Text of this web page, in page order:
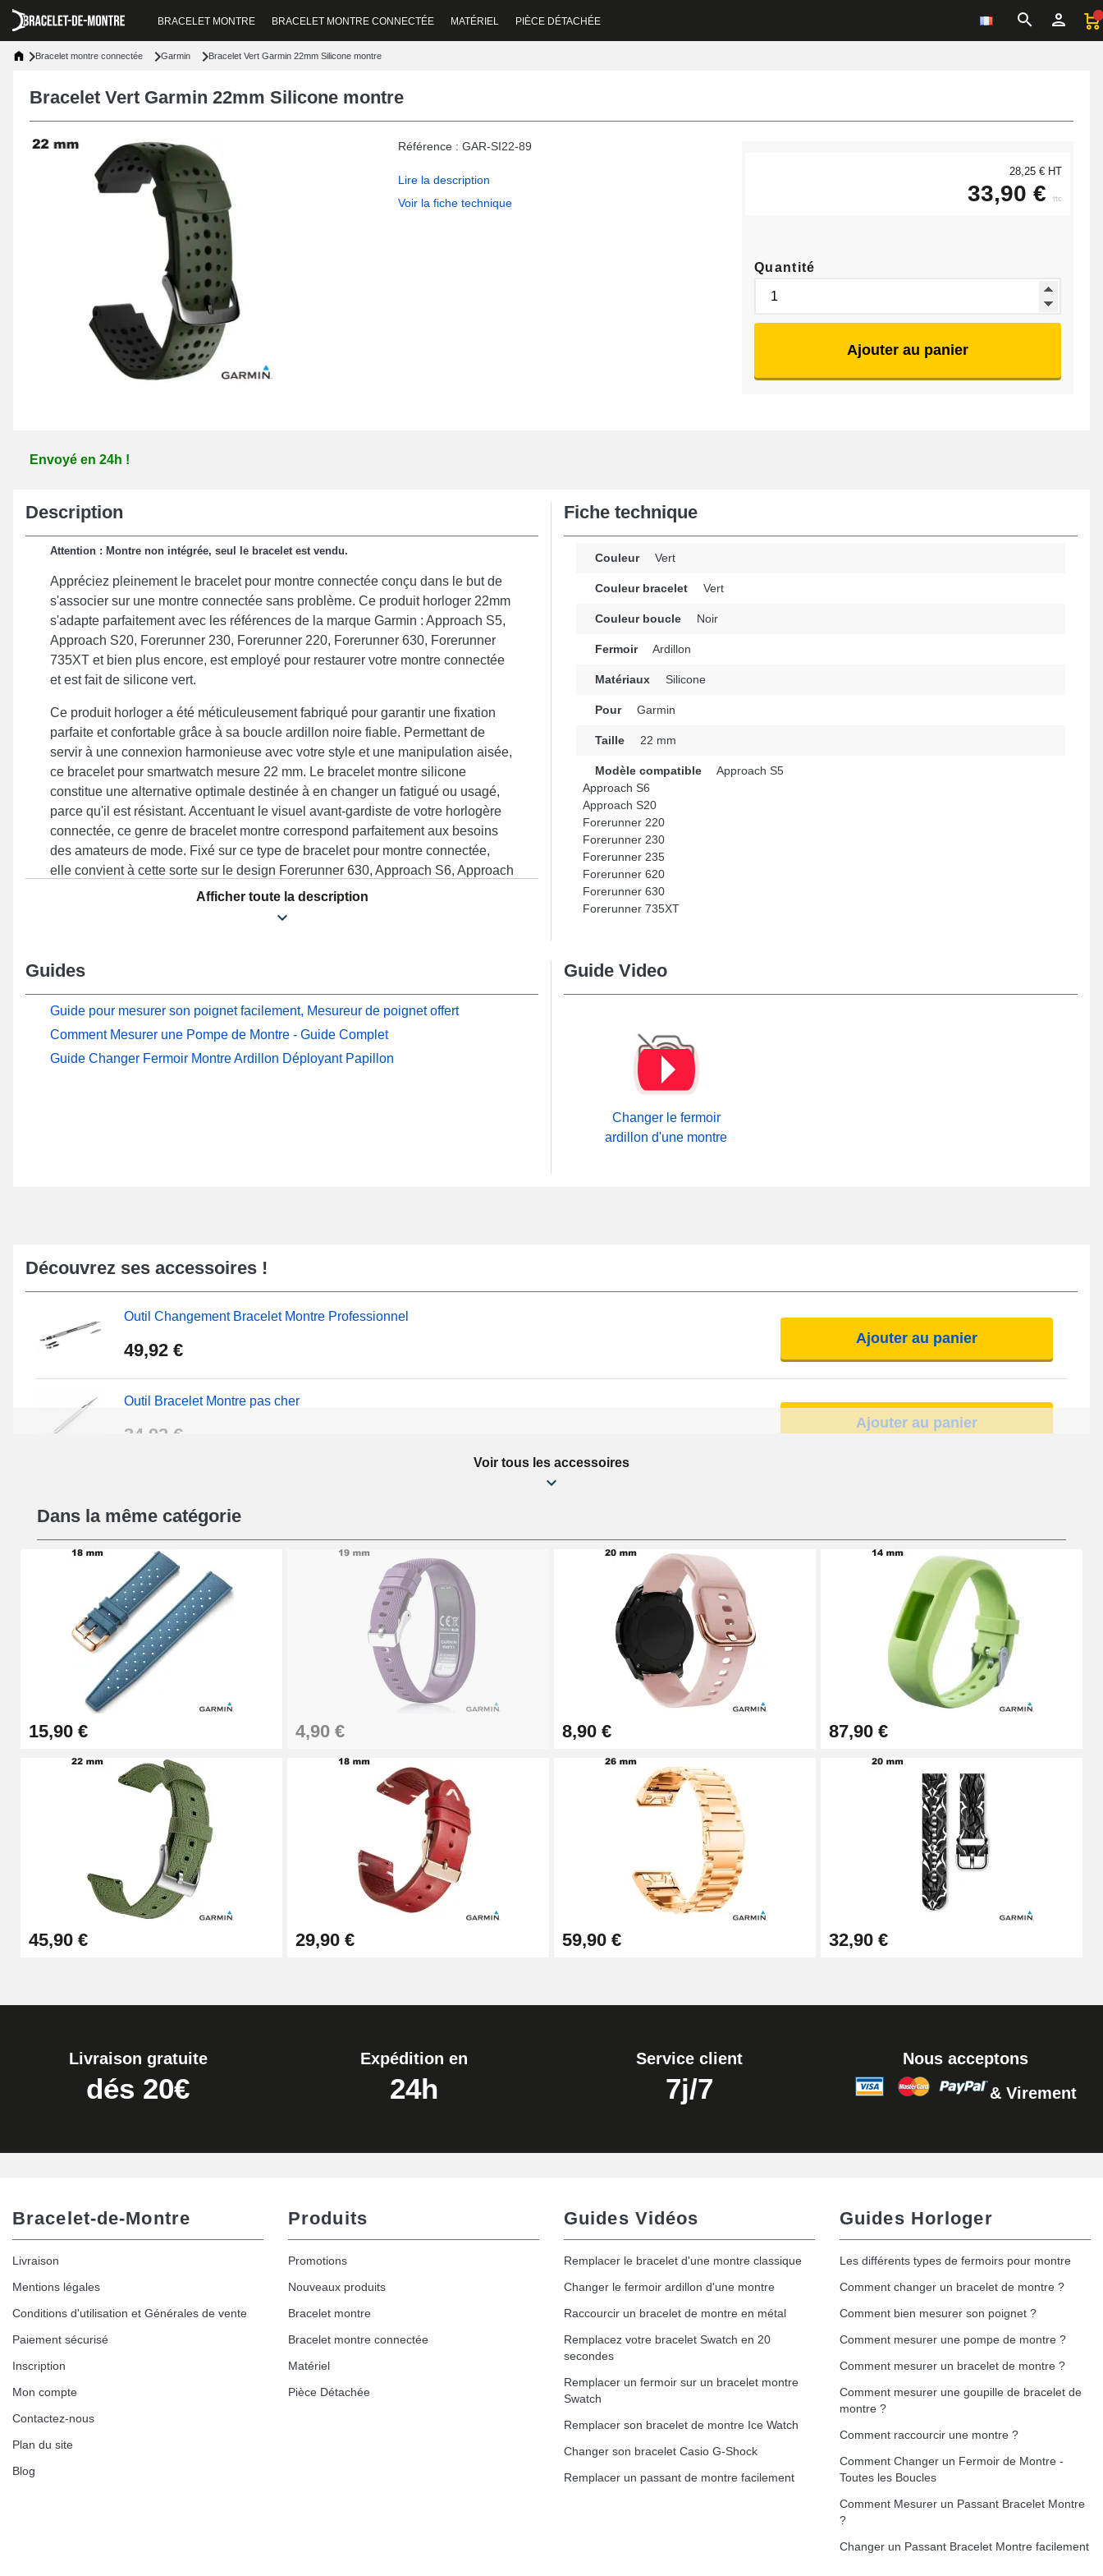
BRACELET MONTRE BRACELET MONTRE CONNECTÉE MATÉRIEL PIÈCE DÉTACHÉE
Bracelet montre connectée Garmin Bracelet Vert Garmin 22mm Silicone montre
Bracelet Vert Garmin 22mm Silicone montre
Référence : GAR-SI22-89
Lire la description
Voir la fiche technique
28,25 € HT
33,90 € ttc
Quantité
Ajouter au panier
Envoyé en 24h !
Description
Attention : Montre non intégrée, seul le bracelet est vendu.
Appréciez pleinement le bracelet pour montre connectée conçu dans le but de
s'associer sur une montre connectée sans problème. Ce produit horloger 22mm
s'adapte parfaitement avec les références de la marque Garmin : Approach S5,
Approach S20, Forerunner 230, Forerunner 220, Forerunner 630, Forerunner
735XT et bien plus encore, est employé pour restaurer votre montre connectée
et est fait de silicone vert.
Ce produit horloger a été méticuleusement fabriqué pour garantir une fixation
parfaite et confortable grâce à sa boucle ardillon noire fiable. Permettant de
servir à une connexion harmonieuse avec votre style et une manipulation aisée,
ce bracelet pour smartwatch mesure 22 mm. Le bracelet montre silicone
constitue une alternative optimale destinée à en changer un fatigué ou usagé,
parce qu'il est résistant. Accentuant le visuel avant-gardiste de votre horlogère
connectée, ce genre de bracelet montre correspond parfaitement aux besoins
des amateurs de mode. Fixé sur ce type de bracelet pour montre connectée,
elle convient à cette sorte sur le design Forerunner 630, Approach S6, Approach
S5, Forerunner 620, Approach S20, Forerunner 735XT par exemple de la
optimale pour un usage quotidien.
Afficher toute la description
Fiche technique
Couleur Vert
Couleur bracelet Vert
Couleur boucle Noir
Fermoir Ardillon
Matériaux Silicone
Pour Garmin
Taille 22 mm
Modèle compatible
Approach S5
Approach S6
Approach S20
Forerunner 220
Forerunner 230
Forerunner 235
Forerunner 620
Forerunner 630
Forerunner 735XT
Guides
Guide pour mesurer son poignet facilement, Mesureur de poignet offert
Comment Mesurer une Pompe de Montre - Guide Complet
Guide Changer Fermoir Montre Ardillon Déployant Papillon
Guide Video
Changer le fermoir
ardillon d'une montre
Découvrez ses accessoires !
Outil Changement Bracelet Montre Professionnel
49,92 €
Ajouter au panier
Outil Bracelet Montre pas cher
34,92 €
Ajouter au panier
17,90 €
Voir tous les accessoires
Dans la même catégorie
15,90 € 4,90 € 8,90 € 87,90 €
45,90 € 29,90 € 59,90 € 32,90 €
Livraison gratuite
dés 20€
Expédition en
24h
Service client
7j/7
Nous acceptons
& Virement
Bracelet-de-Montre
Livraison
Mentions légales
Conditions d'utilisation et Générales de vente
Paiement sécurisé
Inscription
Mon compte
Contactez-nous
Plan du site
Blog
Produits
Promotions
Nouveaux produits
Bracelet montre
Bracelet montre connectée
Matériel
Pièce Détachée
Guides Vidéos
Remplacer le bracelet d'une montre classique
Changer le fermoir ardillon d'une montre
Raccourcir un bracelet de montre en métal
Remplacez votre bracelet Swatch en 20
secondes
Remplacer un fermoir sur un bracelet montre
Swatch
Remplacer son bracelet de montre Ice Watch
Changer son bracelet Casio G-Shock
Remplacer un passant de montre facilement
Guides Horloger
Les différents types de fermoirs pour montre
Comment changer un bracelet de montre ?
Comment bien mesurer son poignet ?
Comment mesurer une pompe de montre ?
Comment mesurer un bracelet de montre ?
Comment mesurer une goupille de bracelet de
montre ?
Comment raccourcir une montre ?
Comment Changer un Fermoir de Montre -
Toutes les Boucles
Comment Mesurer un Passant Bracelet Montre
?
Changer un Passant Bracelet Montre facilement